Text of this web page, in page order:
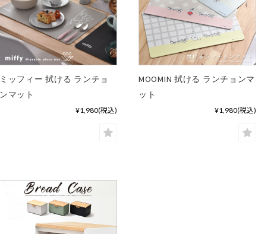
ミッフィー 拭ける ランチョ
ンマット
¥1,980(税込)
MOOMIN 拭ける ランチョンマ
ット
¥1,980(税込)